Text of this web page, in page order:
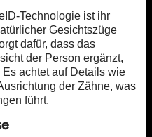
Technologie ist ihr
Gesichtszüge
dafür, dass das
der Person ergänzt,
achtet auf Details wie
der Zähne, was
führt.